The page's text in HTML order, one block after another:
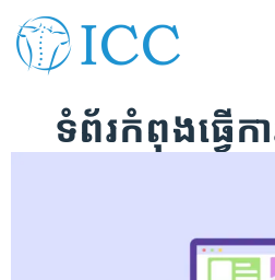
ទំព័រកំពុងធ្វើ